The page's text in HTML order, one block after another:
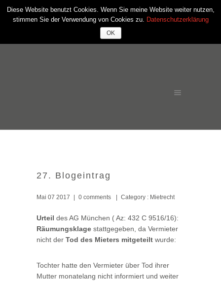
27. Blogeintrag
Mai 07 2017 0 comments Category : Mietrecht
Urteil des AG München ( Az: 432 C 9516/16):
Räumungsklage stattgegeben, da Vermieter
nicht der Tod des Mieters mitgeteilt wurde:
Tochter hatte den Vermieter über Tod ihrer
Mutter monatelang nicht informiert und weiter
Diese Website benutzt Cookies. Wenn Sie meine Website weiter nutzen,
stimmen Sie der Verwendung von Cookies zu. Datenschutzerklärung
OK